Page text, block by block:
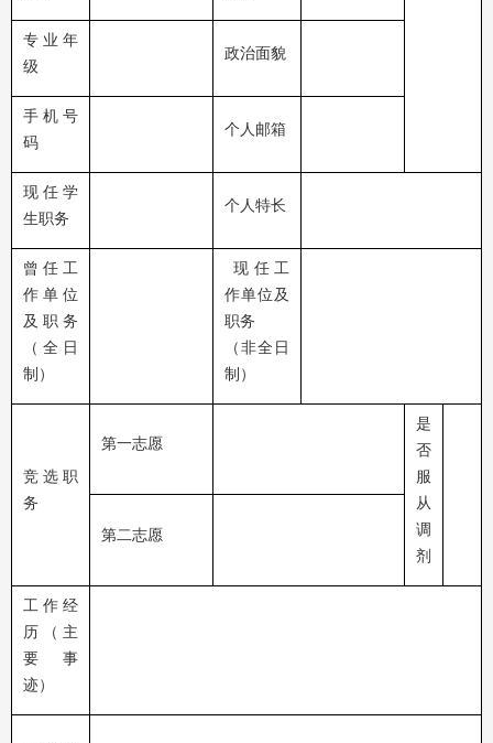
专业年
级
政治面貌
手机号
码
个人邮箱
现任学
生职务
个人特长
曾任工
作单位
及职务
（全日
制）
现任工
作单位及
职务
（非全日
制）
竞选职
务
第一志愿
是
否
服
从
调
剂
第二志愿
工作经
历（主
要事
迹）